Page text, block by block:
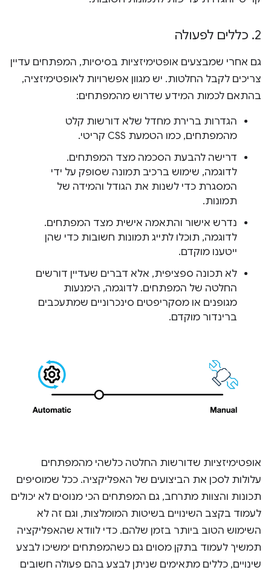
2
. כללים לפעולה
גם אחרי שמבצעים אופטימיזציות בסיסיות, המפתחים עדיין
צריכים לקבל החלטות. יש מגוון אפשרויות לאופטימיזציה,
בהתאם לכמות המידע שדרוש מהמפתחים:
הגדרות ברירת מחדל שלא דורשות קלט
מהמפתחים, כמו הטמעת CSS קריטי.
דרישה להבעת הסכמה מצד המפתחים.
לדוגמה, שימוש ברכיב תמונה שסופק על ידי
המסגרת כדי לשנות את הגודל והמידה של
תמונות.
נדרש אישור והתאמה אישית מצד המפתחים.
לדוגמה, תוכלו לתייג תמונות חשובות כדי שהן
ייטענו מוקדם.
לא תכונה ספציפית, אלא דברים שעדיין דורשים
החלטה של המפתחים. לדוגמה, הימנעות
מגופנים או מסקריפטים סינכרוניים שמתעכבים
ברינדור מוקדם.
אופטימיזציות שדורשות החלטה כלשהי מהמפתחים
עלולות לסכן את הביצועים של האפליקציה. ככל שמוסיפים
תכונות והצוות מתרחב, גם המפתחים הכי מנוסים לא יכולים
לעמוד בקצב השינויים בשיטות המומלצות, וגם זה לא
השימוש הטוב ביותר בזמן שלהם. כדי לוודא שהאפליקציה
תמשיך לעמוד בתקן מסוים גם כשהמפתחים ימשיכו לבצע
שינויים, כללים מתאימים שניתן לבצע בהם פעולה חשובים